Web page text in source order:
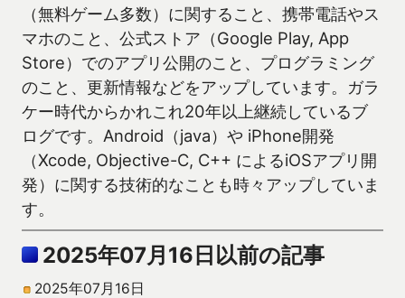
（無料ゲーム多数）に関すること、携帯電話やス
マホのこと、公式ストア（Google Play, App
Store）でのアプリ公開のこと、プログラミング
のこと、更新情報などをアップしています。ガラ
ケー時代からかれこれ20年以上継続しているブ
ログです。Android（java）や iPhone開発
（Xcode, Objective-C, C++ によるiOSアプリ開
発）に関する技術的なことも時々アップしていま
す。
2025年07月16日以前の記事
2025年07月16日